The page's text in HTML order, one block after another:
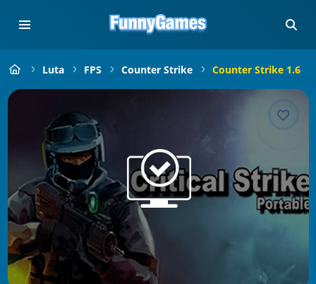
Luta FPS Counter Strike Counter Strike 1.6